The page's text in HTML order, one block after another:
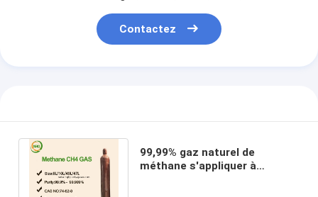
Contactez
99,99% gaz naturel de
méthane s'appliquer à